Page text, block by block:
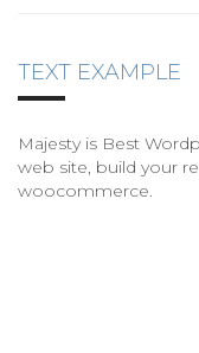
TEXT EXAMPLE
Majesty is Best
web site, build your
woocommerce.